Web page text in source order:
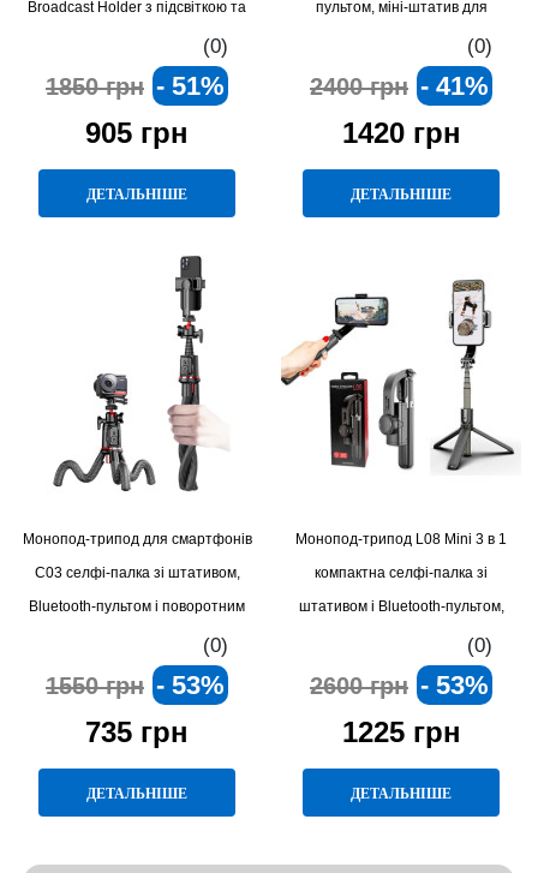
Broadcast Holder з підсвіткою та
гнучким кронштейном для зйомки
відео, стрімів і онлайн-уроків
(0)
1850 грн - 51%
905 грн
ДЕТАЛЬНІШЕ
пультом, міні-штатив для
смартфона та камери, довжина
0.40 м
(0)
2400 грн - 41%
1420 грн
ДЕТАЛЬНІШЕ
Монопод-трипод для смартфонів
C03 селфі-палка зі штативом,
Bluetooth-пультом і поворотним
тримачем, компактна телескопічна
палка 19–64 см 3 в 1
(0)
1550 грн - 53%
735 грн
ДЕТАЛЬНІШЕ
Монопод-трипод L08 Mini 3 в 1
компактна селфі-палка зі
штативом і Bluetooth-пультом,
телескопічний тримач для
смартфона до 72 см
(0)
2600 грн - 53%
1225 грн
ДЕТАЛЬНІШЕ